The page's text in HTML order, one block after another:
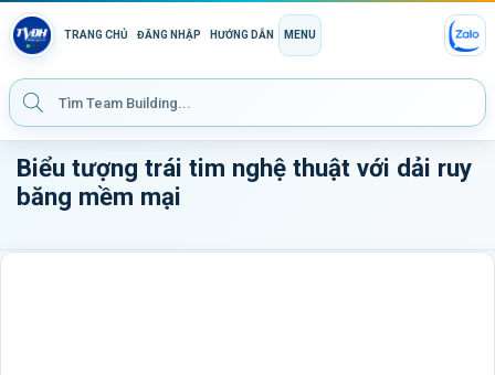
TRANG CHỦ ĐĂNG NHẬP HƯỚNG DẪN MENU
Biểu tượng trái tim nghệ thuật với dải ruy
băng mềm mại